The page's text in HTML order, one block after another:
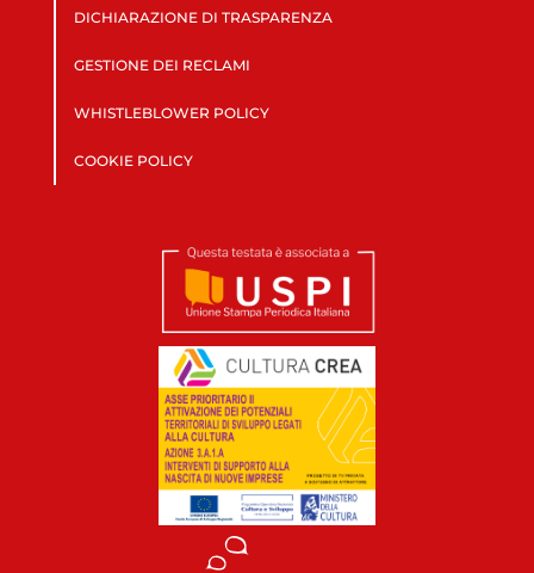
DICHIARAZIONE DI TRASPARENZA
GESTIONE DEI RECLAMI
WHISTLEBLOWER POLICY
COOKIE POLICY